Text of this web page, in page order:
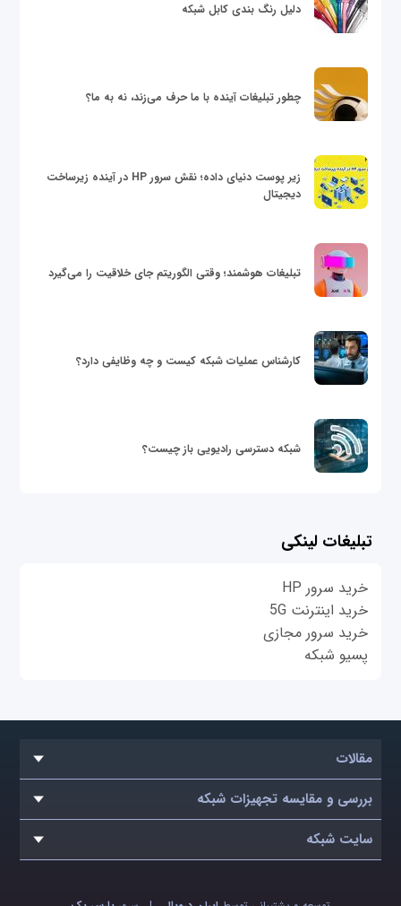
دلیل رنگ بندی کابل شبکه
چطور تبلیغات آینده با ما حرف می‌زند، نه به ما؟
زیر پوست دنیای داده؛ نقش سرور HP در آینده زیرساخت
دیجیتال
تبلیغات هوشمند؛ وقتی الگوریتم جای خلاقیت را می‌گیرد
کارشناس عملیات شبکه کیست و چه وظایفی دارد؟
شبکه دسترسی رادیویی باز چیست؟
تبلیغات لینکی
خرید سرور HP
خرید اینترنت 5G
خرید سرور مجازی
پسیو شبکه
مقالات
بررسی و مقایسه تجهیزات شبکه
سایت شبکه